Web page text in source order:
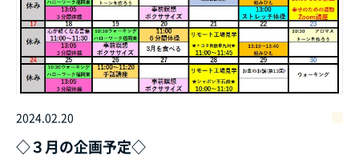
2024.02.20
◇３月の企画予定◇